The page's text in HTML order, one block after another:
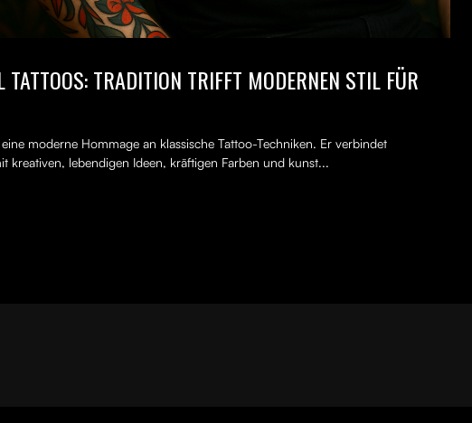
TATTOOS: TRADITION TRIFFT MODERNEN STIL FÜR
moderne Hommage an klassische Tattoo-Techniken. Er verbindet
kreativen, lebendigen Ideen, kräftigen Farben und kunst...